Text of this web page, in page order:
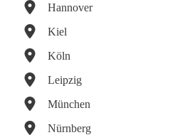
Hannover
Kiel
Köln
Leipzig
München
Nürnberg